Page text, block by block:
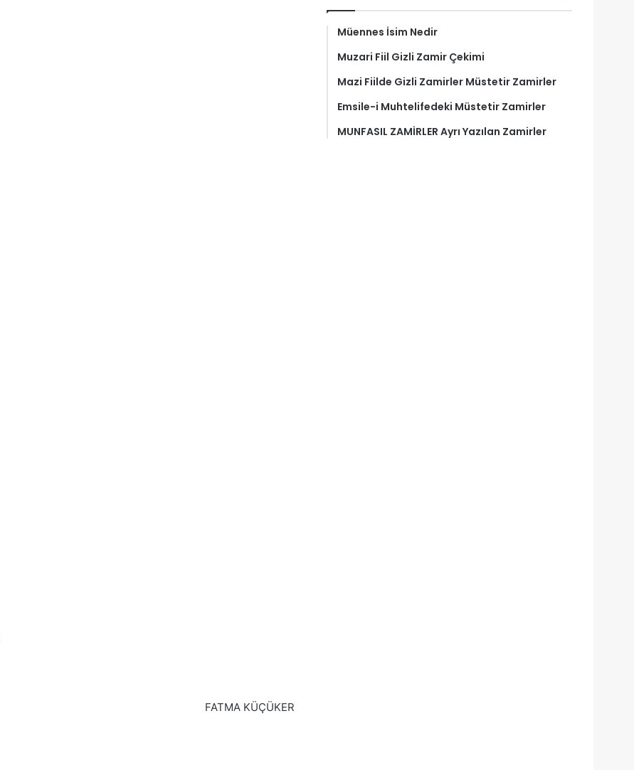
FATMA KÜÇÜKER
Müennes İsim Nedir
Muzari Fiil Gizli Zamir Çekimi
Mazi Fiilde Gizli Zamirler Müstetir Zamirler
Emsile-i Muhtelifedeki Müstetir Zamirler
MUNFASIL ZAMİRLER Ayrı Yazılan Zamirler